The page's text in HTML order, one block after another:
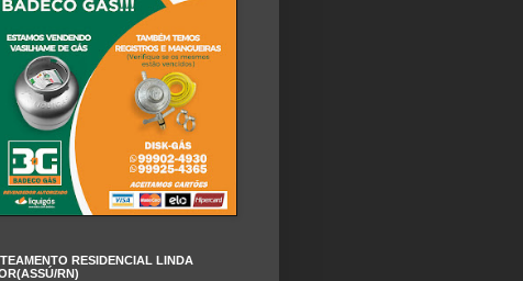
RESIDENCIAL LINDA
RN)